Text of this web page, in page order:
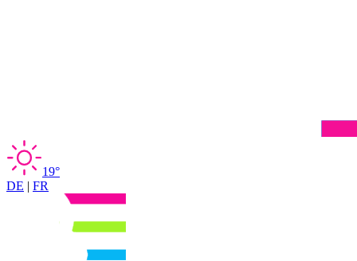
19°
DE | FR